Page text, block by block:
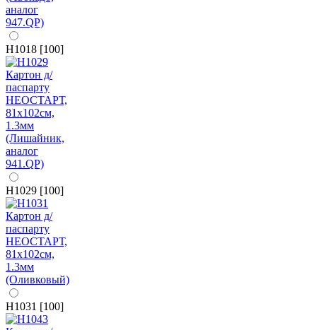
H1018 [100]
H1029 [100]
H1031 [100]